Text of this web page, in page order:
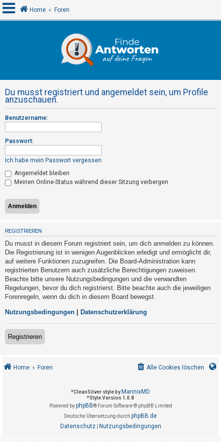
e
l
d
e
n
R
e
i
s
t
r
i
e
r
e
n
U
n
e
Home Foren
Du musst registriert und angemeldet sein, um Profile
anzuschauen.
Benutzername:
Passwort:
Ich habe mein Passwort vergessen
Angemeldet bleiben
Meinen Online-Status während dieser Sitzung verbergen
REGISTRIEREN
Du musst in diesem Forum registriert sein, um dich anmelden zu können.
Die Registrierung ist in wenigen Augenblicken erledigt und ermöglicht dir,
auf weitere Funktionen zuzugreifen. Die Board-Administration kann
registrierten Benutzern auch zusätzliche Berechtigungen zuweisen.
Beachte bitte unsere Nutzungsbedingungen und die verwandten
Regelungen, bevor du dich registrierst. Bitte beachte auch die jeweiligen
Forenregeln, wenn du dich in diesem Board bewegst.
Nutzungsbedingungen Datenschutzerklärung
Registrieren
Home Foren Alle Cookies löschen
*CleanSilver style by MannixMD
*Style Version 1.0.8
Powered byphpBB® Forum Software © phpBB Limited
Deutsche Übersetzung durch phpBB.de
Datenschutz| Nutzungsbedingungen